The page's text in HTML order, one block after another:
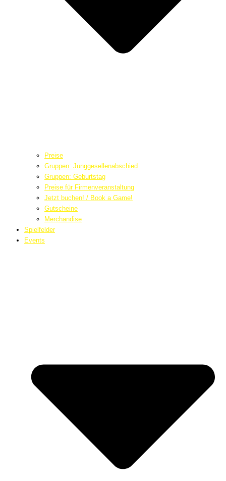
Preise
Gruppen: Junggesellenabschied
Gruppen: Geburtstag
Preise für Firmenveranstaltung
Jetzt buchen! / Book a Game!
Gutscheine
Merchandise
Spielfelder
Events